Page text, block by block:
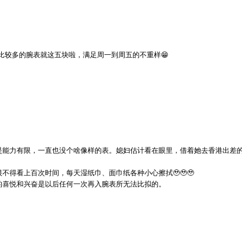
多的腕表就这五块啦，满足周一到周五的不重样😁
力有限，一直也没个啥像样的表。媳妇估计看在眼里，借着她去香港出差
得看上百次时间，每天湿纸巾、面巾纸各种小心擦拭🥹🥹🥹
悦和兴奋是以后任何一次再入腕表所无法比拟的。